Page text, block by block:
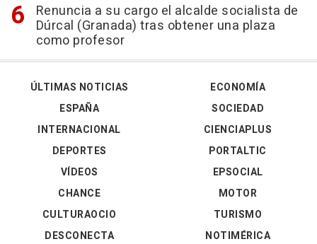
Renuncia a su cargo el alcalde socialista de
Dúrcal (Granada) tras obtener una plaza
como profesor
ÚLTIMAS NOTICIAS
ESPAÑA
INTERNACIONAL
DEPORTES
VÍDEOS
ECONOMÍA
SOCIEDAD
CIENCIAPLUS
PORTALTIC
EPSOCIAL
CHANCE
CULTURAOCIO
DESCONECTA
MOTOR
TURISMO
NOTIMÉRICA